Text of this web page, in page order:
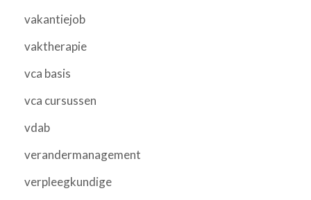
vakantiejob
vaktherapie
vca basis
vca cursussen
vdab
verandermanagement
verpleegkundige